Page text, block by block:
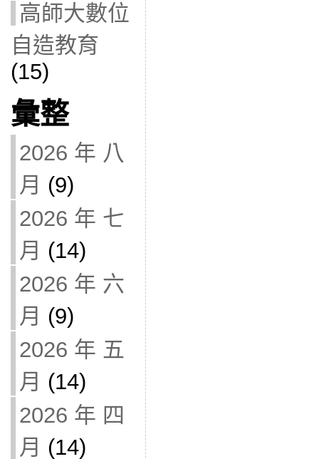
高師大數位
自造教育
(15)
彙整
2026 年 八
月 (9)
2026 年 七
月 (14)
2026 年 六
月 (9)
2026 年 五
月 (14)
2026 年 四
月 (14)